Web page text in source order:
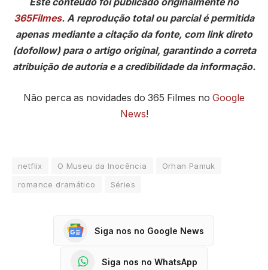
365Filmes. A reprodução total ou parcial é permitida
apenas mediante a citação da fonte, com link direto
(dofollow) para o artigo original, garantindo a correta
atribuição de autoria e a credibilidade da informação.
Não perca as novidades do 365 Filmes no Google
News!
netflix O Museu da Inocência
Orhan Pamuk
romance dramático
Séries
Siga nos no Google News
Siga nos no WhatsApp